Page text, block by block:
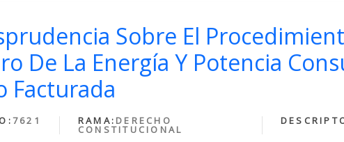
Sobre El
De La Energía Y Potencia
Facturada
7621 RAMA: DERECHO
CONSTITUCIONAL